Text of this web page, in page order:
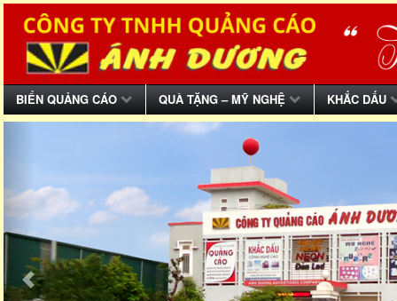
BIỂN QUẢNG CÁO QUÀ TẶNG – MỸ NGHỆ KHẮC DẤU